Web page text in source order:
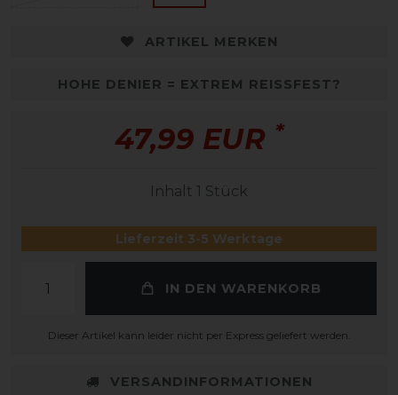
ARTIKEL MERKEN
HOHE DENIER = EXTREM REISSFEST?
47,99 EUR *
Inhalt 1 Stück
Lieferzeit 3-5 Werktage
IN DEN WARENKORB
Dieser Artikel kann leider nicht per Express geliefert werden.
VERSANDINFORMATIONEN